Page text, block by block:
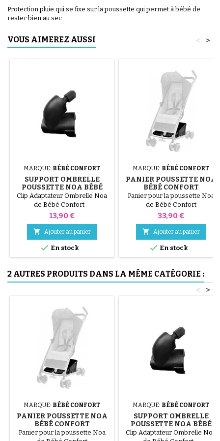
Protection pluie qui se fixe sur la poussette qui permet à bébé de
rester bien au sec
VOUS AIMEREZ AUSSI >
<
MARQUE: BÉBÉ CONFORT
SUPPORT OMBRELLE
POUSSETTE NOA BÉBÉ
CONFORT
Clip Adaptateur Ombrelle Noa
de Bébé Confort -
Prix
13,90 €
 Ajouter au panier
 En stock
MARQUE: BÉBÉ CONFORT
PANIER POUSSETTE NOA
BÉBÉ CONFORT
Panier pour la poussette Noa
de Bébé Confort
Prix
33,90 €
 Ajouter au panier
 En stock
2 AUTRES PRODUITS DANS LA MÊME CATÉGORIE :
>
<
MARQUE: BÉBÉ CONFORT
PANIER POUSSETTE NOA
BÉBÉ CONFORT
Panier pour la poussette Noa
MARQUE: BÉBÉ CONFORT
SUPPORT OMBRELLE
POUSSETTE NOA BÉBÉ
CONFORT
Clip Adaptateur Ombrelle Noa